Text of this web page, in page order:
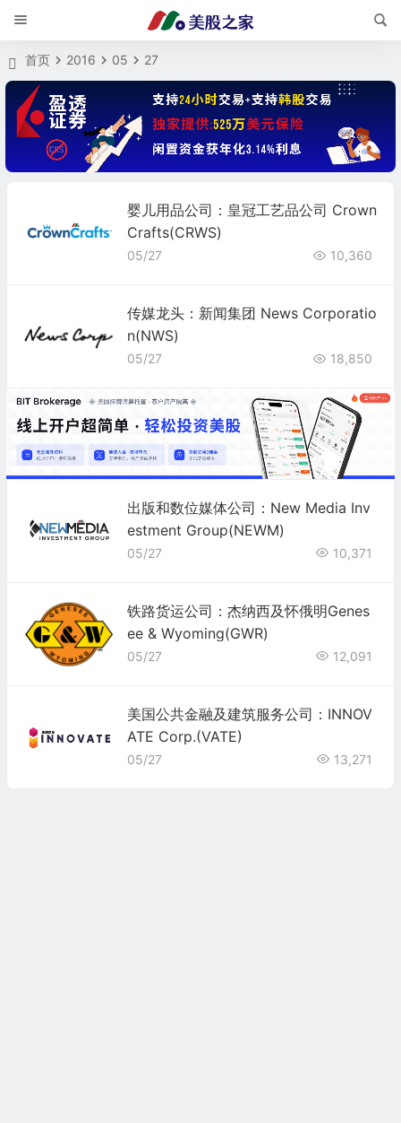
首页 2016 05 27
婴儿用品公司：皇冠工艺品公司 Crown
Crafts(CRWS)
05/27 10,360
传媒龙头：新闻集团 News Corporatio
n(NWS)
05/27 18,850
出版和数位媒体公司：New Media Inv
estment Group(NEWM)
05/27 10,371
铁路货运公司：杰纳西及怀俄明Genes
ee & Wyoming(GWR)
05/27 12,091
美国公共金融及建筑服务公司：INNOV
ATE Corp.(VATE)
05/27 13,271